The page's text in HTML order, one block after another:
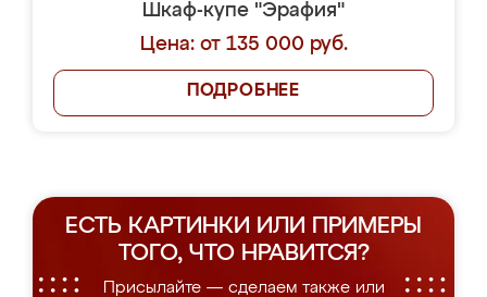
Шкаф-купе "Эрафия"
Цена: от 135 000 руб.
ПОДРОБНЕЕ
ЕСТЬ КАРТИНКИ ИЛИ ПРИМЕРЫ
ТОГО, ЧТО НРАВИТСЯ?
Присылайте — сделаем также или